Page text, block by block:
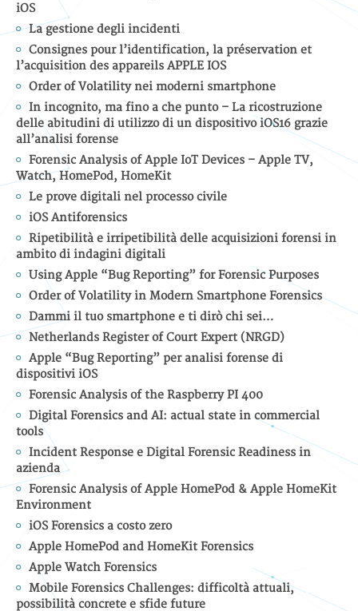
iOS
La gestione degli incidenti
Consignes pour l’identification, la préservation et
l’acquisition des appareils APPLE IOS
Order of Volatility nei moderni smartphone
In incognito, ma fino a che punto – La ricostruzione
delle abitudini di utilizzo di un dispositivo iOS16 grazie
all’analisi forense
Forensic Analysis of Apple IoT Devices – Apple TV,
Watch, HomePod, HomeKit
Le prove digitali nel processo civile
iOS Antiforensics
Ripetibilità e irripetibilità delle acquisizioni forensi in
ambito di indagini digitali
Using Apple “Bug Reporting” for Forensic Purposes
Order of Volatility in Modern Smartphone Forensics
Dammi il tuo smartphone e ti dirò chi sei…
Netherlands Register of Court Expert (NRGD)
Apple “Bug Reporting” per analisi forense di
dispositivi iOS
Forensic Analysis of the Raspberry PI 400
Digital Forensics and AI: actual state in commercial
tools
Incident Response e Digital Forensic Readiness in
azienda
Forensic Analysis of Apple HomePod & Apple HomeKit
Environment
iOS Forensics a costo zero
Apple HomePod and HomeKit Forensics
Apple Watch Forensics
Mobile Forensics Challenges: difficoltà attuali,
possibilità concrete e sfide future